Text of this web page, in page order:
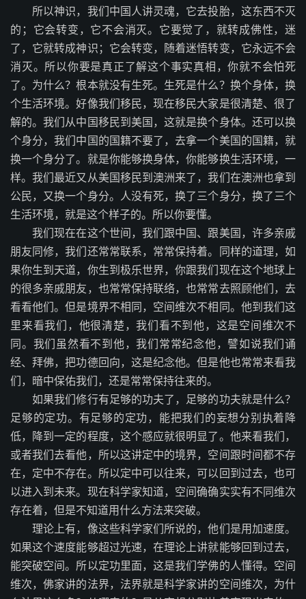
所以神识，我们中国人讲灵魂，它去投胎，这东西不灭
的；它会转变，它不会消灭。它要觉了，就转成佛性，迷
了，它就转成神识；它会转变，随着迷悟转变，它永远不会
消灭。所以你要是真正了解这个事实真相，你就不会怕死
了。为什么？根本就没有生死。生死是什么？换个身体，换
个生活环境。好像我们移民，现在移民大家是很清楚、很了
解的。我们从中国移民到美国，这就是换个身体。还可以换
个身分，我们中国的国籍不要了，去拿一个美国的国籍，就
换一个身分了。就是你能够换身体，你能够换生活环境，一
样。我们最近又从美国移民到澳洲来了，我们在澳洲也拿到
公民，又换一个身分。人没有死，换了三个身分，换了三个
生活环境，就是这个样子的。所以你要懂。
我们现在在这个世间，我们跟中国、跟美国，许多亲戚
朋友同修，我们还常常联系，常常保持着。同样的道理，如
果你生到天道，你生到极乐世界，你跟我们现在这个地球上
的很多亲戚朋友，也常常保持联络，也常常去照顾他们，去
看看他们。但是境界不相同，空间维次不相同。他到我们这
里来看我们，他很清楚，我们看不到他，这是空间维次不
同。我们虽然看不到他，我们常常纪念他，譬如说我们诵
经、拜佛，把功德回向，这是纪念他。但是他也常常来看我
们，暗中保佑我们，还是常常保持往来的。
如果我们修行有足够的功夫了，足够的功夫就是什么？
足够的定功。有足够的定功，能把我们的妄想分别执着降
低，降到一定的程度，这个感应就很明显了。他来看我们，
或者我们去看他，所以这讲定中的境界，空间跟时间都不存
在，定中不存在。所以定中可以往来，可以回到过去，也可
以进入到未来。现在科学家知道，空间确确实实有不同维次
存在着，但是不知道用什么方法来突破。
理论上有，像这些科学家们所说的，他们是用加速度。
如果这个速度能够超过光速，在理论上讲就能够回到过去，
能突破空间。所以定功里面，这是我们学佛的人懂得。空间
维次，佛家讲的法界，法界就是科学家讲的空间维次，为什